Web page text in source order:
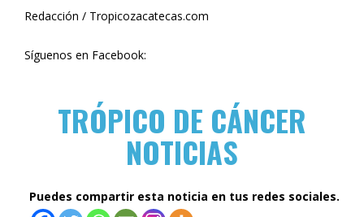
Redacción / Tropicozacatecas.com
Síguenos en Facebook:
TRÓPICO DE CÁNCER
NOTICIAS
Puedes compartir esta noticia en tus redes sociales.